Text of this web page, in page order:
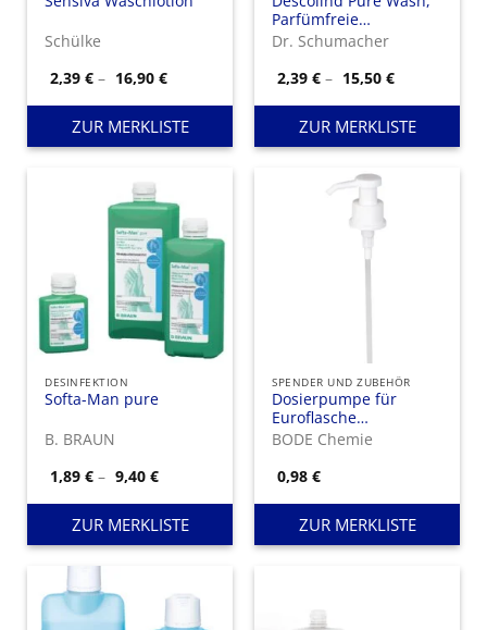
Schülke
2,39€ – 16,90€Preisspanne:
2,39 €
bis
16,90 €
ZUR MERKLISTE
Parfümfreie
Waschlotion – für die
sensible Haut
Dr. Schumacher
2,39€ – 15,50€
2,39 €
bis
15,50 €
ZUR MERKLISTE
DESINFEKTION
Softa-Man pure
B. BRAUN
1,89€ – 9,40€Preisspanne:
1,89 €
bis
9,40 €
ZUR MERKLISTE
SPENDER UND ZUBEHÖR
Dosierpumpe für
Euroflasche
(Einmalpumpe)
BODE Chemie
0,98€
ZUR MERKLISTE